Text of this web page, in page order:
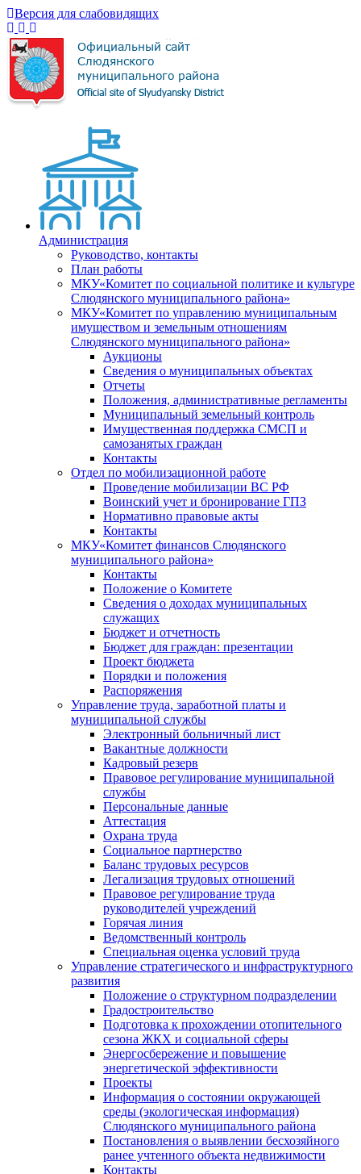
Версия для слабовидящих
Администрация
Руководство, контакты
План работы
МКУ«Комитет по социальной политике и культуре
Слюдянского муниципального района»
МКУ«Комитет по управлению муниципальным
имуществом и земельным отношениям
Слюдянского муниципального района»
Аукционы
Сведения о муниципальных объектах
Отчеты
Положения, административные регламенты
Муниципальный земельный контроль
Имущественная поддержка СМСП и
самозанятых граждан
Контакты
Отдел по мобилизационной работе
Проведение мобилизации ВС РФ
Воинский учет и бронирование ГПЗ
Нормативно правовые акты
Контакты
МКУ«Комитет финансов Слюдянского
муниципального района»
Контакты
Положение о Комитете
Сведения о доходах муниципальных
служащих
Бюджет и отчетность
Бюджет для граждан: презентации
Проект бюджета
Порядки и положения
Распоряжения
Управление труда, заработной платы и
муниципальной службы
Электронный больничный лист
Вакантные должности
Кадровый резерв
Правовое регулирование муниципальной
службы
Персональные данные
Аттестация
Охрана труда
Социальное партнерство
Баланс трудовых ресурсов
Легализация трудовых отношений
Правовое регулирование труда
руководителей учреждений
Горячая линия
Ведомственный контроль
Специальная оценка условий труда
Управление стратегического и инфраструктурного
развития
Положение о структурном подразделении
Градостроительство
Подготовка к прохождении отопительного
сезона ЖКХ и социальной сферы
Энергосбережение и повышение
энергетической эффективности
Проекты
Информация о состоянии окружающей
среды (экологическая информация)
Слюдянского муниципального района
Постановления о выявлении бесхозяйного
ранее учтенного объекта недвижимости
Контакты